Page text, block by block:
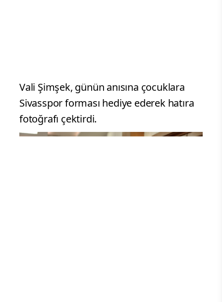
Vali Şimşek, günün anısına çocuklara
Sivasspor forması hediye ederek hatıra
fotoğrafı çektirdi.